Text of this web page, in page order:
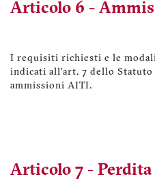
Articolo 6 -
I requisiti richiesti e le
indicati all’art. 7 dello Statuto
ammissioni AITI.
Articolo 7 -